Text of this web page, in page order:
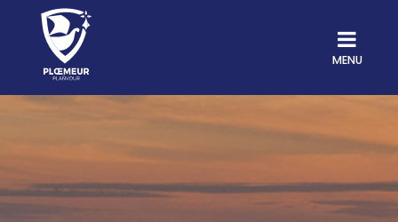
MENU